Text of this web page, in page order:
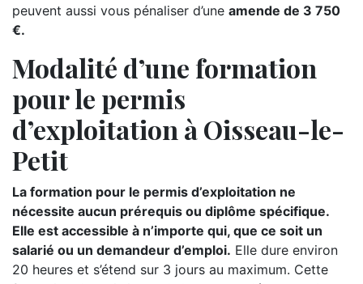
peuvent aussi vous pénaliser d’une amende de 3 750
€.
Modalité d’une formation
pour le permis
d’exploitation à Oisseau-le-
Petit
La formation pour le permis d’exploitation ne
nécessite aucun prérequis ou diplôme spécifique.
Elle est accessible à n’importe qui, que ce soit un
salarié ou un demandeur d’emploi. Elle dure environ
20 heures et s’étend sur 3 jours au maximum. Cette